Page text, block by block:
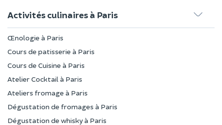
Activités culinaires à Paris
Œnologie à Paris
Cours de patisserie à Paris
Cours de Cuisine à Paris
Atelier Cocktail à Paris
Ateliers fromage à Paris
Dégustation de fromages à Paris
Dégustation de whisky à Paris